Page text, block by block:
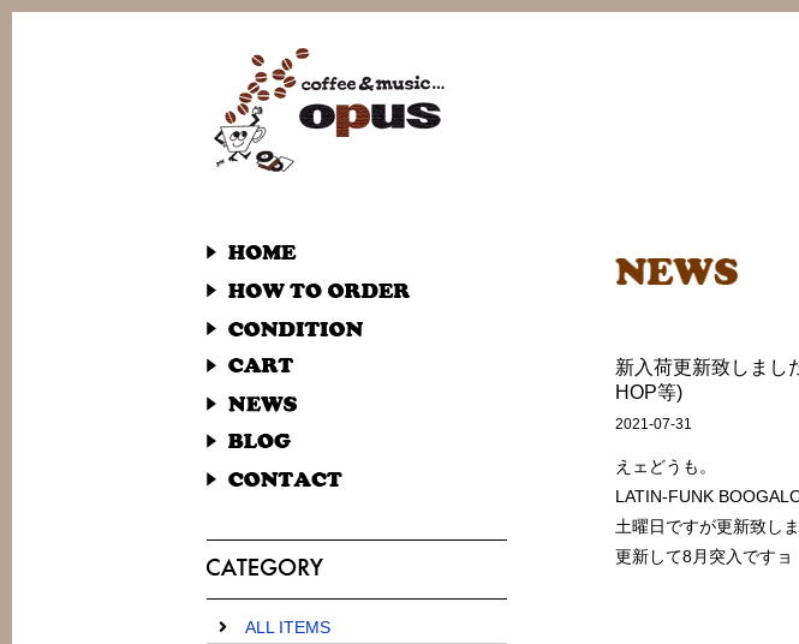
ALL ITEMS
新入荷更新致しまし
HOP等)
2021-07-31
えェどうも。
LATIN-FUNK
土曜日ですが更新致しま
更新して8月突入ですョ